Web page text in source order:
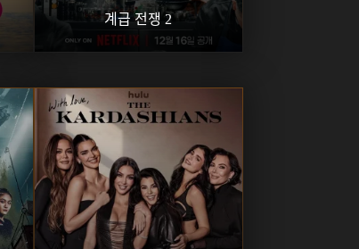
계급 전쟁 2